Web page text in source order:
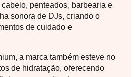
penteados, barbearia e
sonora de DJs, criando o
de cuidado e
a marca também esteve no
de hidratação, oferecendo